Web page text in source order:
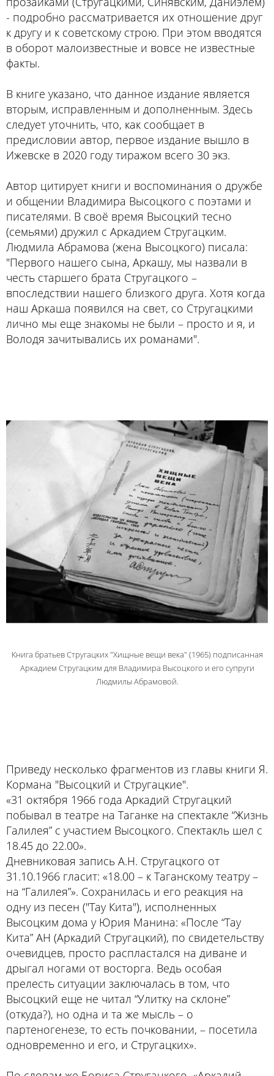
- подробно рассматривается их отношение друг
к другу и к советскому строю. При этом вводятся
в оборот малоизвестные и вовсе не известные
факты.
В книге указано, что данное издание является
вторым, исправленным и дополненным. Здесь
следует уточнить, что, как сообщает в
предисловии автор, первое издание вышло в
Ижевске в 2020 году тиражом всего 30 экз.
Автор цитирует книги и воспоминания о дружбе
и общении Владимира Высоцкого с поэтами и
писателями. В своё время Высоцкий тесно
(семьями) дружил с Аркадием Стругацким.
Людмила Абрамова (жена Высоцкого) писала:
"Первого нашего сына, Аркашу, мы назвали в
честь старшего брата Стругацкого –
впоследствии нашего близкого друга. Хотя когда
наш Аркаша появился на свет, со Стругацкими
лично мы еще знакомы не были – просто и я, и
Володя зачитывались их романами".
Книга братьев Стругацких "Хищные вещи века" (1965) подписанная
Аркадием Стругацким для Владимира Высоцкого и его супруги
Людмилы Абрамовой.
Приведу несколько фрагментов из главы книги Я.
Кормана "Высоцкий и Стругацкие".
«31 октября 1966 года Аркадий Стругацкий
побывал в театре на Таганке на спектакле “Жизнь
Галилея” с участием Высоцкого. Спектакль шел с
18.45 до 22.00».
Дневниковая запись А.Н. Стругацкого от
31.10.1966 гласит: «18.00 – к Таганскому театру –
на “Галилея”». Сохранилась и его реакция на
одну из песен ("Тау Кита"), исполненных
Высоцким дома у Юрия Манина: «После “Тау
Кита” АН (Аркадий Стругацкий), по свидетельству
очевидцев, просто распластался на диване и
дрыгал ногами от восторга. Ведь особая
прелесть ситуации заключалась в том, что
Высоцкий еще не читал “Улитку на склоне”
(откуда?), но одна и та же мысль – о
партеногенезе, то есть почковании, – посетила
одновременно и его, и Стругацких».